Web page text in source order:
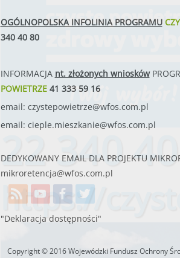
22 340
https://
OGÓLNOPOLSKA INFOLINIA PROGRAMU
340 40 80
INFORMACJA nt. złożonych wniosków
POWIETRZE41 333 59 16
email: czystepowietrze@wfos.com.pl
email: cieple.mieszkanie@wfos.com.pl
DEDYKOWANY EMAIL DLA PROJEKTU
mikroretencja@wfos.com.pl
"Deklaracja dostępności"
Copyright © 2016 Wojewódzki Fundusz Ochrony